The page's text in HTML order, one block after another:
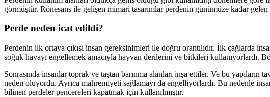
görmüştür. Rönesans ile gelişen mimari tasarımlar perdenin günümüze kadar
Perde neden icat edildi?
Perdenin ilk ortaya çıkışı insan gereksinimleri ile doğru orantılıdır. İlk çağlarda
soğuk havayı engellemek amacıyla hayvan derilerini ve bitkileri kullanıyorlardı.
Sonrasında insanlar toprak ve taştan barınma alanları inşa ettiler. Ve bu yapıların
neden oluyordu. Ayrıca mahremiyeti sağlamayı da engelliyorlardı. Bu nedenle
bilinen perdeler pencereleri kapatmak için kullanılmıştır.